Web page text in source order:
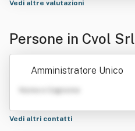
Vedi altre valutazioni
Persone in Cvol Srl
Amministratore Unico
Nome e Cognome
Vedi altri contatti